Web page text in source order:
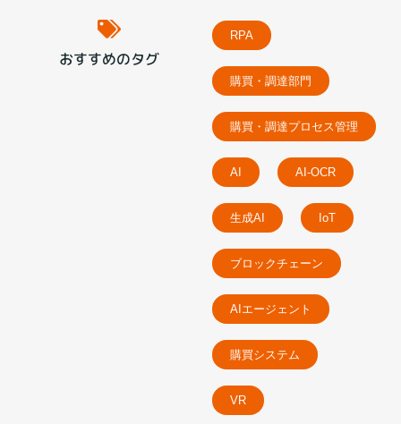
おすすめのタグ
RPA
購買・調達部門
購買・調達プロセス管理
AI AI-OCR
生成AI IoT
ブロックチェーン
AIエージェント
購買システム
VR